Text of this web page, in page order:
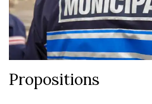
Propositions